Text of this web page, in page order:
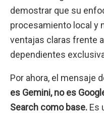
demostrar que su
procesamiento local y
ventajas claras frente
dependientes
Por ahora, el mensaje
es Gemini, no es
Search como base. Es